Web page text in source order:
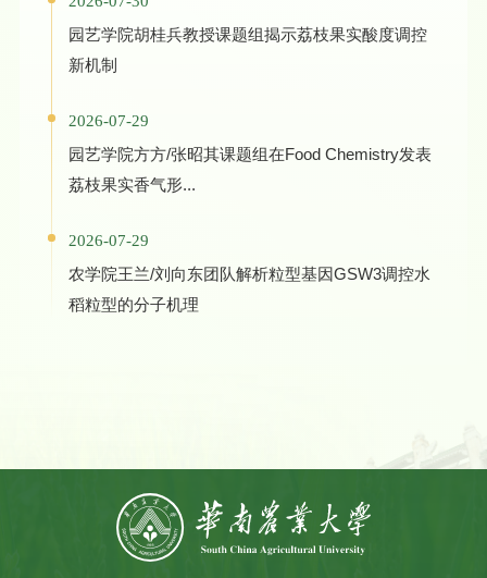
园艺学院胡桂兵教授课题组揭示荔枝果实酸度调控
新机制
2026-07-29
园艺学院方方/张昭其课题组在Food Chemistry发表
荔枝果实香气形...
2026-07-29
农学院王兰/刘向东团队解析粒型基因GSW3调控水
稻粒型的分子机理